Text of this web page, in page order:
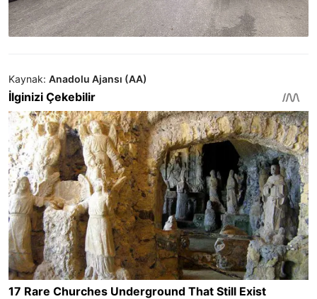
Kaynak: Anadolu Ajansı (AA)